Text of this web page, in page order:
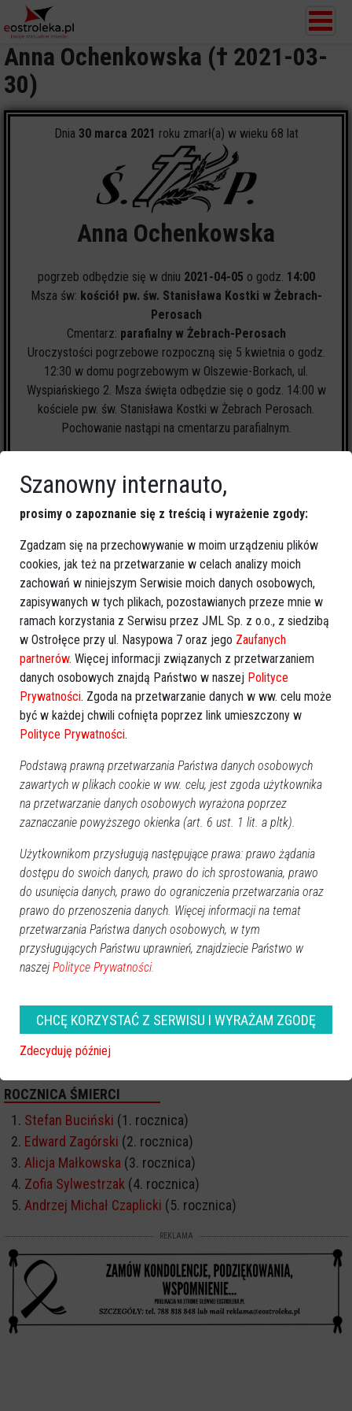
Anna Ochenkowska († 2021-03-
30)
Dnia 30 marca 2021 roku zmarł(a) w wieku 68 lat
Anna Ochenkowska
pogrzeb odbędzie się w dniu 2021-04-05 o godz. 14:00
Msza św: kościół pw. św. Stanisława Kostki w Żebrach-
Perosach
Cmentarz: parafialny w Żebrach-Perosach
Uroczystości pogrzebowe rozpoczną się 5 kwietnia o godz.
12:30 w domu pogrzebowym w Olszewie-Borkach, ul.
Wyspiańskiego 2. Msza święta odbędzie się o godz. 14:00 w
kościele pw. św. Stanisława Kostki w Żebrach Perosach.
Pochowanie nastąpi na cmentarzu parafialnym.
w Olszewie-Borkach.
1zapalonych świeczek
🕯Zapal świeczkę ↗Udostępnij
wróć
ROCZNICA ŚMIERCI
Stefan Buciński (1. rocznica)
Edward Zagórski (2. rocznica)
Alicja Małkowska (3. rocznica)
Zofia Sylwestrzak (4. rocznica)
Andrzej Michał Czaplicki (5. rocznica)
REKLAMA
Szanowny internauto,
prosimy o zapoznanie się z treścią i wyrażenie zgody:
Zgadzam się na przechowywanie w moim urządzeniu plików
cookies, jak też na przetwarzanie w celach analizy moich
zachowań w niniejszym Serwisie moich danych osobowych,
zapisywanych w tych plikach, pozostawianych przeze mnie w
ramach korzystania z Serwisu przez JML Sp. z o.o., z siedzibą
w Ostrołęce przy ul. Nasypowa 7 oraz jego Zaufanych
partnerów. Więcej informacji związanych z przetwarzaniem
danych osobowych znajdą Państwo w naszej Polityce
Prywatności. Zgoda na przetwarzanie danych w ww. celu może
być w każdej chwili cofnięta poprzez link umieszczony w
Polityce Prywatności.
Podstawą prawną przetwarzania Państwa danych osobowych
zawartych w plikach cookie w ww. celu, jest zgoda użytkownika
na przetwarzanie danych osobowych wyrażona poprzez
zaznaczanie powyższego okienka (art. 6 ust. 1 lit. a pltk).
Użytkownikom przysługują następujące prawa: prawo żądania
dostępu do swoich danych, prawo do ich sprostowania, prawo
do usunięcia danych, prawo do ograniczenia przetwarzania oraz
prawo do przenoszenia danych. Więcej informacji na temat
przetwarzania Państwa danych osobowych, w tym
przysługujących Państwu uprawnień, znajdziecie Państwo w
naszej Polityce Prywatności.
CHCĘ KORZYSTAĆ Z SERWISU I WYRAŻAM ZGODĘ
Zdecyduję później